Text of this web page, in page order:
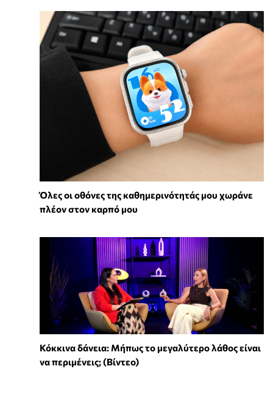
Όλες οι οθόνες της καθημερινότητάς μου χωράνε
πλέον στον καρπό μου
Κόκκινα δάνεια: Μήπως το μεγαλύτερο λάθος είναι
να περιμένεις; (Βίντεο)